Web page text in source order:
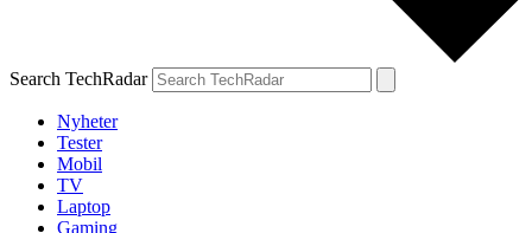
Search TechRadar
Nyheter
Tester
Mobil
TV
Laptop
Gaming